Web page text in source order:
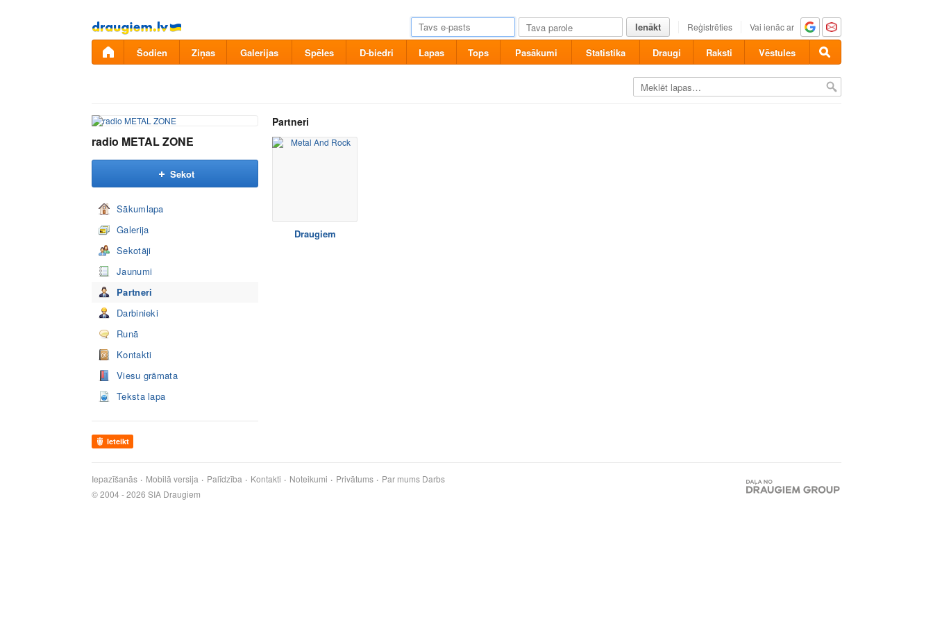
Pāriet
uz
saturu
Ienākt Reģistrēties Vai ienāc ar
Šodien Ziņas Galerijas Spēles D-biedri Lapas Tops Pasākumi Statistika Draugi Raksti Vēstules
radio METAL ZONE
Sekot
Sākumlapa
Galerija
Sekotāji
Jaunumi
Partneri
Darbinieki
Runā
Kontakti
Viesu grāmata
Teksta lapa
Ieteikt
Partneri
Draugiem
Iepazīšanās Mobilā versija Palīdzība Kontakti Noteikumi Privātums Par mums Darbs
© 2004 - 2026 SIA Draugiem